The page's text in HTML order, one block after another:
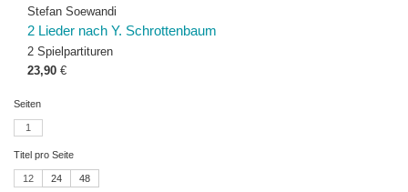
Stefan Soewandi
2 Lieder nach Y. Schrottenbaum
2 Spielpartituren
23,90 €
Seiten
1
Titel pro Seite
12 24 48